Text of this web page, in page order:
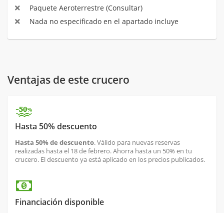
Paquete Aeroterrestre (Consultar)
Nada no especificado en el apartado incluye
Ventajas de este crucero
Hasta 50% descuento
Hasta 50% de descuento. Válido para nuevas reservas
realizadas hasta el 18 de febrero. Ahorra hasta un 50% en tu
crucero. El descuento ya está aplicado en los precios publicados.
Financiación disponible